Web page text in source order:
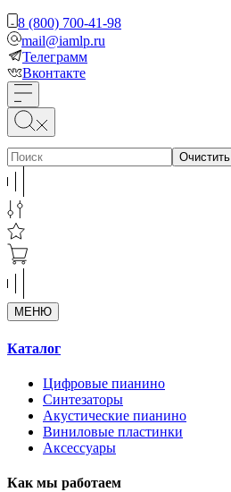
8 (800) 700-41-98
mail@iamlp.ru
Телеграмм
Вконтакте
Очистить
МЕНЮ
Каталог
Цифровые пианино
Синтезаторы
Акустические пианино
Виниловые пластинки
Аксессуары
Как мы работаем